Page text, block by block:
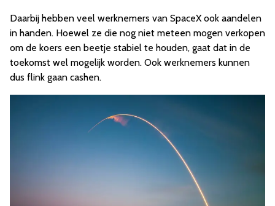
Daarbij hebben veel werknemers van SpaceX ook aandelen
in handen. Hoewel ze die nog niet meteen mogen verkopen
om de koers een beetje stabiel te houden, gaat dat in de
toekomst wel mogelijk worden. Ook werknemers kunnen
dus flink gaan cashen.